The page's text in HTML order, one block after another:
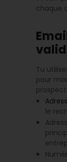
chaque
Tu
pour
le